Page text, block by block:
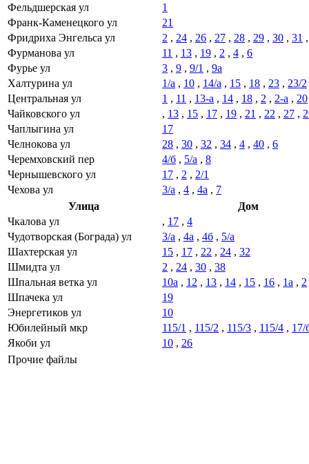
Фельдшерская ул
1
Франк-Каменецкого ул
21
Фридриха Энгельса ул
2 , 24 , 26 , 27 , 28 , 29 , 30 , 31
Фурманова ул
11 , 13 , 19 , 2 , 4 , 6
Фурье ул
3 , 9 , 9/1 , 9а
Халтурина ул
1/а , 10 , 14/а , 15 , 18 , 23 , 23/2
Центральная ул
1 , 11 , 13-а , 14 , 18 , 2 , 2-а , 20
Чайковского ул
, 13 , 15 , 17 , 19 , 21 , 22 , 27 ,
Чаплыгина ул
17
Челнокова ул
28 , 30 , 32 , 34 , 4 , 40 , 6
Черемховский пер
4/б , 5/а , 8
Чернышевского ул
17 , 2 , 2/1
Чехова ул
3/а , 4 , 4а , 7
Улица
Дом
Чкалова ул
, 17 , 4
Чудотворская (Бограда) ул
3/а , 4а , 4б , 5/а
Шахтерская ул
15 , 17 , 22 , 24 , 32
Шмидта ул
2 , 24 , 30 , 38
Шпальная ветка ул
10а , 12 , 13 , 14 , 15 , 16 , 1а , 2
Шпачека ул
19
Энергетиков ул
10
Юбилейный мкр
115/1 , 115/2 , 115/3 , 115/4 , 17/
Якоби ул
10 , 26
Прочие файлы